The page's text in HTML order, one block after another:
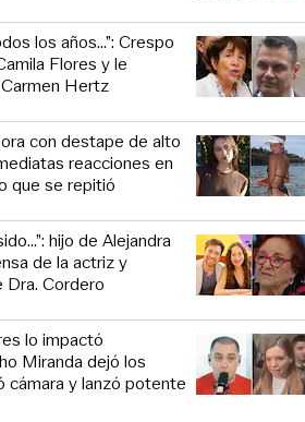
los años...”: Crespo
Flores y le
Hertz
con destape de alto
reacciones en
que se repitió
hijo de Alejandra
de la actriz y
Dra. Cordero
lo impactó
Miranda dejó los
cámara y lanzó potente